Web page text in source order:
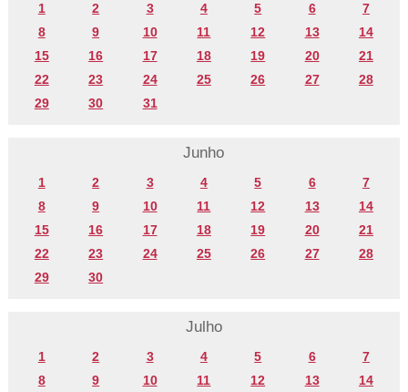
1 2 3 4 5 6
7
8
9 10 11 12 13
14
15
16 17 18 19 20
21
22
23 24 25 26 27
28
29
30 31
Junho
1 2 3 4 5 6
7
8
9 10 11 12 13
14
15
16 17 18 19 20
21
22
23 24 25 26 27
28
29
30
Julho
1 2 3 4 5 6
7
8
9 10 11 12 13
14